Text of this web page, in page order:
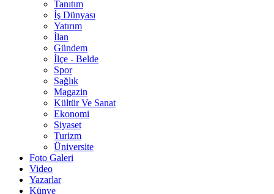
Tanıtım
İş Dünyası
Yatırım
İlan
Gündem
İlçe - Belde
Spor
Sağlık
Magazin
Kültür Ve Sanat
Ekonomi
Siyaset
Turizm
Üniversite
Foto Galeri
Video
Yazarlar
Künye